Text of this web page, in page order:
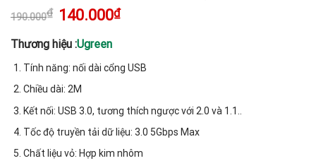
190.000₫
Giá
gốc
190.000₫.
140.000₫Giá
hiện
Thương hiệu :Ugreen
Tính năng: nối dài cổng USB
Chiều dài: 2M
Kết nối: USB 3.0, tương thích ngược với 2.0 và 1.1..
Tốc độ truyền tải dữ liệu: 3.0 5Gbps Max
Chất liệu vỏ: Hợp kim nhôm